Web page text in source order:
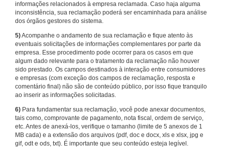
informações relacionados à empresa reclamada. Caso haja alguma
inconsistência, sua reclamação poderá ser encaminhada para análise
dos órgãos gestores do sistema.
5)Acompanhe o andamento de sua reclamação e fique atento às
eventuais solicitações de informações complementares por parte da
empresa. Esse procedimento pode ocorrer para os casos em que
algum dado relevante para o tratamento da reclamação não houver
sido prestado. Os campos destinados à interação entre consumidores
e empresas (com exceção dos campos de reclamação, resposta e
comentário final) não são de conteúdo público, por isso fique tranquilo
ao inserir as informações solicitadas.
6) Para fundamentar sua reclamação, você pode anexar documentos,
tais como, comprovante de pagamento, nota fiscal, ordem de serviço,
etc. Antes de anexá-los, verifique o tamanho (limite de 5 anexos de 1
MB cada) e a extensão dos arquivos (pdf, doc e docx, xls e xlsx, jpg e
gif, odt e ods, txt). É importante que seu conteúdo esteja legível.